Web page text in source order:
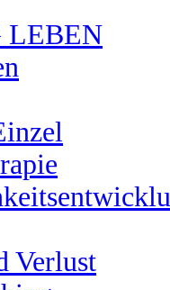
Verlust